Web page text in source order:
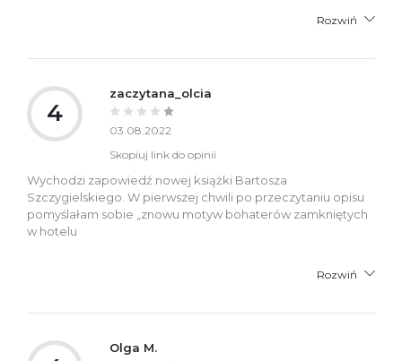
Rozwiń
4
zaczytana_olcia
03.08.2022
Skopiuj link do opinii
Wychodzi zapowiedź nowej książki Bartosza
Szczygielskiego. W pierwszej chwili po przeczytaniu opisu
pomyślałam sobie „znowu motyw bohaterów zamkniętych
w hotelu
Rozwiń
Olga M.